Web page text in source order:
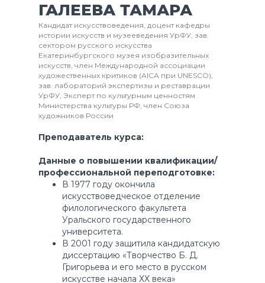
ГАЛЕЕВА ТАМАРА
Кандидат искусствоведения, доцент кафедры
истории искусств и музееведения УрФУ, зав.
сектором русского искусства
Екатеринбургского музея изобразительных
искусств, член Международной ассоциации
художественных критиков (AICA при UNESCO),
зав. лабораторий экспертизы и реставрации
УрФУ, Эксперт по культурным ценностям
Министерства культуры РФ, член Союза
художников России
Преподаватель курса:
Данные о повышении квалификации/
профессиональной переподготовке:
В 1977 году окончила
искусствоведческое отделение
филологического факультета
Уральского государственного
университета.
В 2001 году защитила кандидатскую
диссертацию «Творчество Б. Д.
Григорьева и его место в русском
искусстве начала ХХ века»
Подпишись на наши социальные
сети, будь в курсе наших событий